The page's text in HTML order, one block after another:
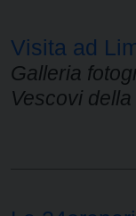
Visita ad
Galleria
Vescovi